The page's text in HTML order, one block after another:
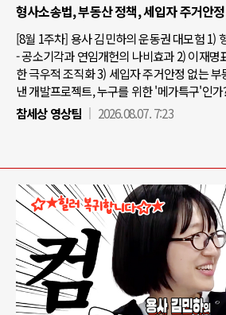
형사소송법, 부동산 정책, 세입자 주거안
[8월 1주차] 용사 김민하의 운동권 대모험 1)
- 공소기각과 연임개헌의 나비효과 2) 이재명
한 극우적 조직화 3) 세입자 주거안정 없는
낸 개발프로젝트, 누구를 위한 '메가특구'인가
참세상 영상팀
2026.08.07. 7:23